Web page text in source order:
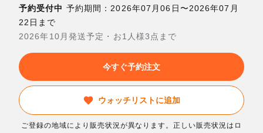
予約受付中 予約期間：2026年07月06日〜2026年07月
22日まで
2026年10月発送予定・お1人様3点まで
今すぐ予約注文
ウォッチリストに追加
ご登録の地域により販売状況が異なります。正しい販売状況はロ